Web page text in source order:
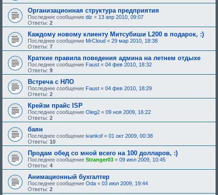
Организационная структура предприятия
Последнее сообщение diz « 13 апр 2010, 09:07
Ответы: 2
Каждому новому клиенту Митсубиши L200 в подарок, :)
Последнее сообщение MrCloud « 29 мар 2010, 18:38
Ответы: 7
Кpаткие пpавила поведения админа на летнем отдыхе
Последнее сообщение Faust « 04 фев 2010, 18:32
Ответы: 9
Встреча с НЛО
Последнее сообщение Faust « 04 фев 2010, 18:29
Ответы: 2
Крейзи прайс ISP
Последнее сообщение Oleg2 « 09 ноя 2009, 16:22
Ответы: 2
баян
Последнее сообщение ivankof « 01 окт 2009, 00:38
Ответы: 10
Продам обед со мной всего на 100 долларов, :)
Последнее сообщение Stranger03 « 09 июл 2009, 10:45
Ответы: 4
Анимационный бухгалтер
Последнее сообщение Oda « 03 июл 2009, 19:44
Ответы: 2